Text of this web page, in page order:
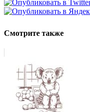
Смотрите также